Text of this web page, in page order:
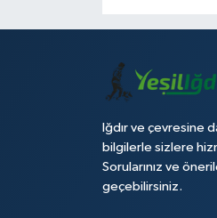
Iğdır ve çevresine
bilgilerle sizlere
Sorularınız ve
geçebilirsiniz.